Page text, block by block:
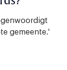
gemeente.'